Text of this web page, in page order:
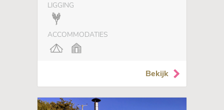
LIGGING
ACCOMMODATIES
Bekijk